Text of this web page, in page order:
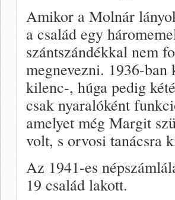
Amikor a Molnár
a család egy
szántszándékkal nem
megnevezni. 1936-
kilenc-, húga pedig
csak nyaralóként
amelyet még Margit
volt, s orvosi tanácsra
Az 1941-es
19 család lakott.